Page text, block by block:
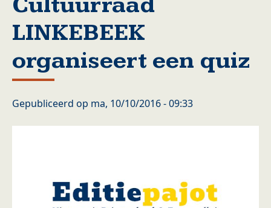
LINKEBEEK
organiseert een quiz
Gepubliceerd op ma, 10/10/2016 - 09:33